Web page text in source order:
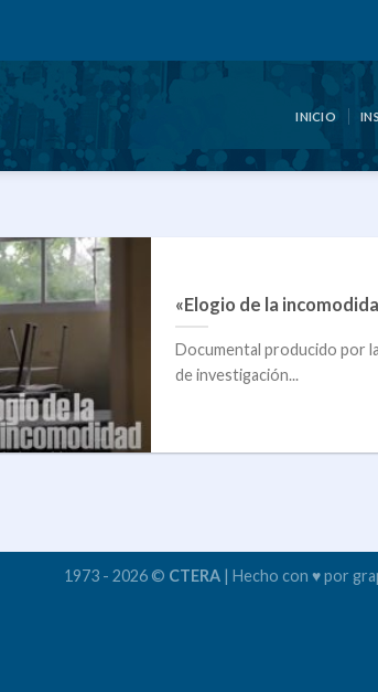
INICIO
«Elogio de la
Documental producido por
de investigación...
1973 - 2026 © CTERA| Hecho con ♥ por